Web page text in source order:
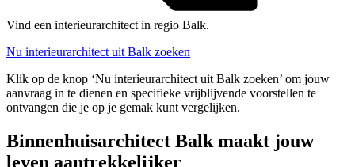
Vind een interieurarchitect in regio Balk.
Nu interieurarchitect uit Balk zoeken
Klik op de knop ‘Nu interieurarchitect uit Balk zoeken’ om jouw
aanvraag in te dienen en specifieke vrijblijvende voorstellen te
ontvangen die je op je gemak kunt vergelijken.
Binnenhuisarchitect Balk maakt jouw
leven aantrekkelijker